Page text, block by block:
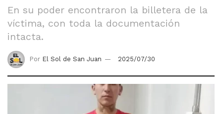
En su poder encontraron la billetera de la
víctima, con toda la documentación
intacta.
Por El Sol de San Juan 2025/07/30